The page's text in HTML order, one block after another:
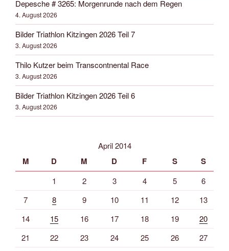
Depesche # 3265: Morgenrunde nach dem Regen
4. August 2026
Bilder Triathlon Kitzingen 2026 Teil 7
3. August 2026
Thilo Kutzer beim Transcontnental Race
3. August 2026
Bilder Triathlon Kitzingen 2026 Teil 6
3. August 2026
April 2014
M D M D F S S
1 2 3 4 5
6
7
8 9 10 11 12
13
14
15 16 17 18 19
20
21
22 23 24 25 26
27